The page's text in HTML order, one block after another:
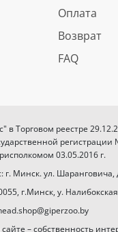
Оплата
Возврат
FAQ
Торговом реестре
03.05.2016 г.
г. Минск. ул. Шаранговича,
г.Минск, у.
– собственность